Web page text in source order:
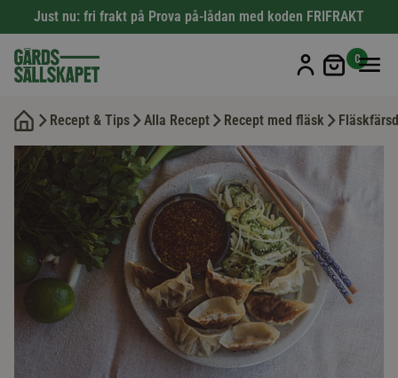
Just nu: fri frakt på Prova på-lådan med koden FRIFRAKT
Min
0
Recept & Tips Alla Recept Recept med fläsk